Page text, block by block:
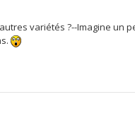
variétés ?--Imagine un